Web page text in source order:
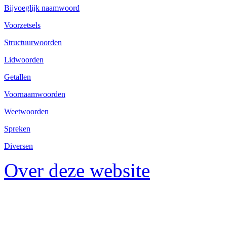
Bijvoeglijk naamwoord
Voorzetsels
Structuurwoorden
Lidwoorden
Getallen
Voornaamwoorden
Weetwoorden
Spreken
Diversen
Over deze website